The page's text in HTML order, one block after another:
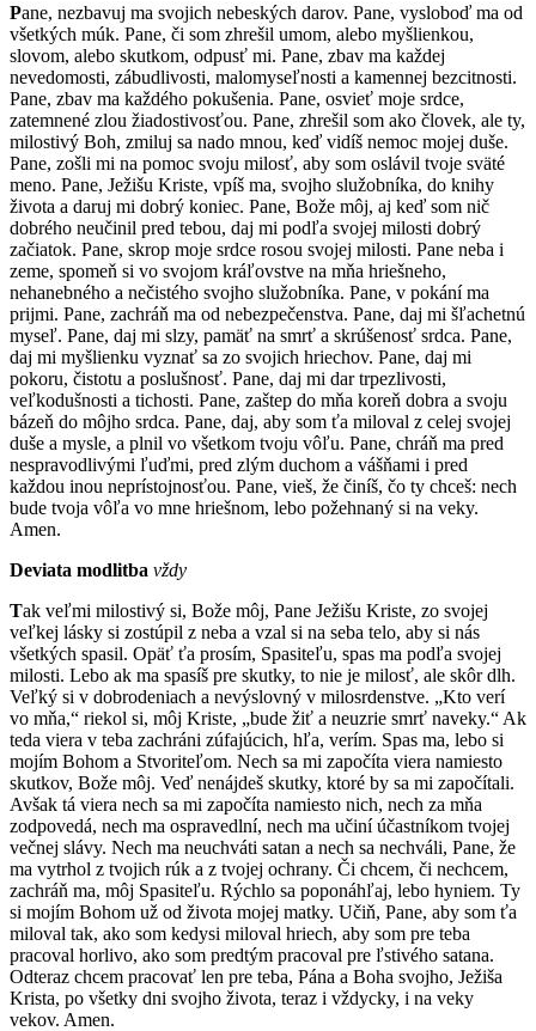
Pane, nezbavuj ma svojich nebeských darov. Pane, vysloboď ma od
všetkých múk. Pane, či som zhrešil umom, alebo myšlienkou,
slovom, alebo skutkom, odpusť mi. Pane, zbav ma každej
nevedomosti, zábudlivosti, malomyseľnosti a kamennej bezcitnosti.
Pane, zbav ma každého pokušenia. Pane, osvieť moje srdce,
zatemnené zlou žiadostivosťou. Pane, zhrešil som ako človek, ale ty,
milostivý Boh, zmiluj sa nado mnou, keď vidíš nemoc mojej duše.
Pane, zošli mi na pomoc svoju milosť, aby som oslávil tvoje sväté
meno. Pane, Ježišu Kriste, vpíš ma, svojho služobníka, do knihy
života a daruj mi dobrý koniec. Pane, Bože môj, aj keď som nič
dobrého neučinil pred tebou, daj mi podľa svojej milosti dobrý
začiatok. Pane, skrop moje srdce rosou svojej milosti. Pane neba i
zeme, spomeň si vo svojom kráľovstve na mňa hriešneho,
nehanebného a nečistého svojho služobníka. Pane, v pokání ma
prijmi. Pane, zachráň ma od nebezpečenstva. Pane, daj mi šľachetnú
myseľ. Pane, daj mi slzy, pamäť na smrť a skrúšenosť srdca. Pane,
daj mi myšlienku vyznať sa zo svojich hriechov. Pane, daj mi
pokoru, čistotu a poslušnosť. Pane, daj mi dar trpezlivosti,
veľkodušnosti a tichosti. Pane, zaštep do mňa koreň dobra a svoju
bázeň do môjho srdca. Pane, daj, aby som ťa miloval z celej svojej
duše a mysle, a plnil vo všetkom tvoju vôľu. Pane, chráň ma pred
nespravodlivými ľuďmi, pred zlým duchom a vášňami i pred
každou inou neprístojnosťou. Pane, vieš, že činíš, čo ty chceš: nech
bude tvoja vôľa vo mne hriešnom, lebo požehnaný si na veky.
Amen.
Deviata modlitba vždy
Tak veľmi milostivý si, Bože môj, Pane Ježišu Kriste, zo svojej
veľkej lásky si zostúpil z neba a vzal si na seba telo, aby si nás
všetkých spasil. Opäť ťa prosím, Spasiteľu, spas ma podľa svojej
milosti. Lebo ak ma spasíš pre skutky, to nie je milosť, ale skôr dlh.
Veľký si v dobrodeniach a nevýslovný v milosrdenstve. „Kto verí
vo mňa,“ riekol si, môj Kriste, „bude žiť a neuzrie smrť naveky.“ Ak
teda viera v teba zachráni zúfajúcich, hľa, verím. Spas ma, lebo si
mojím Bohom a Stvoriteľom. Nech sa mi započíta viera namiesto
skutkov, Bože môj. Veď nenájdeš skutky, ktoré by sa mi započítali.
Avšak tá viera nech sa mi započíta namiesto nich, nech za mňa
zodpovedá, nech ma ospravedlní, nech ma učiní účastníkom tvojej
večnej slávy. Nech ma neuchváti satan a nech sa nechváli, Pane, že
ma vytrhol z tvojich rúk a z tvojej ochrany. Či chcem, či nechcem,
zachráň ma, môj Spasiteľu. Rýchlo sa poponáhľaj, lebo hyniem. Ty
si mojím Bohom už od života mojej matky. Učiň, Pane, aby som ťa
miloval tak, ako som kedysi miloval hriech, aby som pre teba
pracoval horlivo, ako som predtým pracoval pre ľstivého satana.
Odteraz chcem pracovať len pre teba, Pána a Boha svojho, Ježiša
Krista, po všetky dni svojho života, teraz i vždycky, i na veky
vekov. Amen.